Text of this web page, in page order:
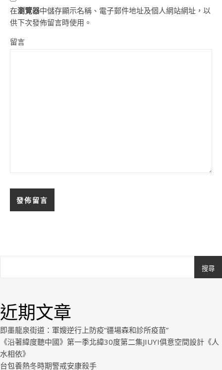
在瀏覽器中儲存顯示名稱、電子郵件地址及個人網站網址，以
供下次發佈留言時使用。
留言
搜尋
近期文章
即墨龍泉街道：軍嫂逆行上防疫“疆場森和診所疫苗”
《沿著緯度聽中國》第一季北緯30度第二集JIUYI俱意空間設計《人
水相依》
台包養熱冬時期警戒安康殺手
Royal.